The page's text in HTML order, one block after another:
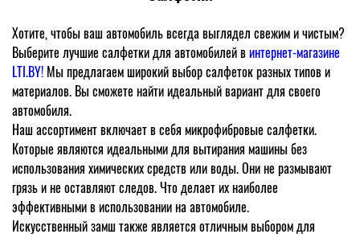
Хотите, чтобы ваш автомобиль всегда выглядел свежим и чистым?
Выберите лучшие салфетки для автомобилей винтернет-магазине
LTI.BY! Мы предлагаем широкий выбор салфеток разных типов и
материалов. Вы сможете найти идеальный вариант для своего
автомобиля.
Наш ассортимент включает в себя микрофибровые салфетки.
Которые являются идеальными для вытирания машины без
использования химических средств или воды. Они не размывают
грязь и не оставляют следов. Что делает их наиболее
эффективными в использовании на автомобиле.
Искусственный замш также является отличным выбором для